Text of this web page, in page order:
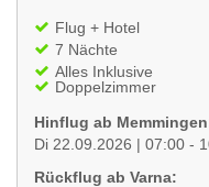
Flug + Hotel
7 Nächte
Alles Inklusive
Doppelzimmer
Hinflug ab
Di 22.09.2026 | 07:00 -
Rückflug ab Varna: